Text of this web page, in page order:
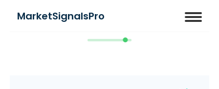
MarketSignalsProStocks Blog